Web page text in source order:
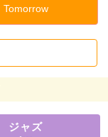
Tomorrow
ジャズ